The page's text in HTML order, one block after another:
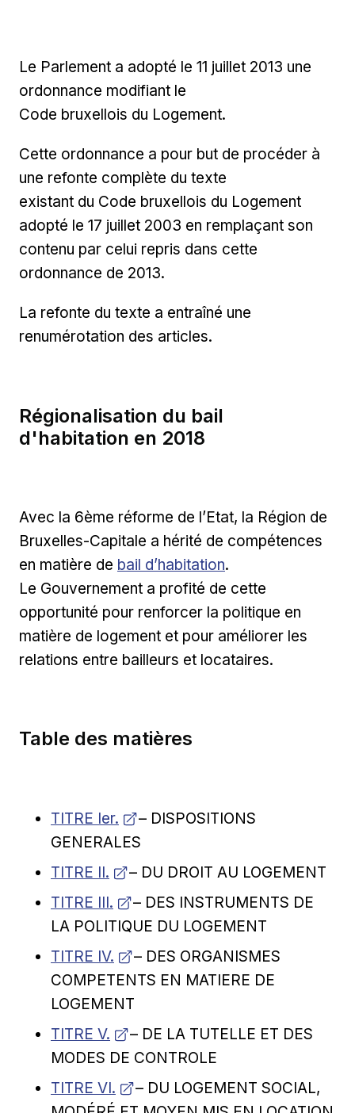
Le Parlement a adopté le 11 juillet 2013 une
ordonnance modifiant le
Code bruxellois du Logement.
Cette ordonnance a pour but de procéder à
une refonte complète du texte
existant du Code bruxellois du Logement
adopté le 17 juillet 2003 en remplaçant son
contenu par celui repris dans cette
ordonnance de 2013.
La refonte du texte a entraîné une
renumérotation des articles.
Régionalisation du bail
d'habitation en 2018
Avec la 6ème réforme de l’Etat, la Région de
Bruxelles-Capitale a hérité de compétences
en matière de bail d’habitation.
Le Gouvernement a profité de cette
opportunité pour renforcer la politique en
matière de logement et pour améliorer les
relations entre bailleurs et locataires.
Table des matières
Ouvrir dans une nouvelle fenêtre
TITRE Ier.
– DISPOSITIONS
GENERALES
Ouvrir dans une nouvelle fenêtre
TITRE II.
– DU DROIT AU LOGEMENT
Ouvrir dans une nouvelle fenêtre
TITRE III.
– DES INSTRUMENTS DE
LA POLITIQUE DU LOGEMENT
Ouvrir dans une nouvelle fenêtre
TITRE IV.
– DES ORGANISMES
COMPETENTS EN MATIERE DE
LOGEMENT
Ouvrir dans une nouvelle fenêtre
TITRE V.
– DE LA TUTELLE ET DES
MODES DE CONTROLE
Ouvrir dans une nouvelle fenêtre
TITRE VI.
– DU LOGEMENT SOCIAL,